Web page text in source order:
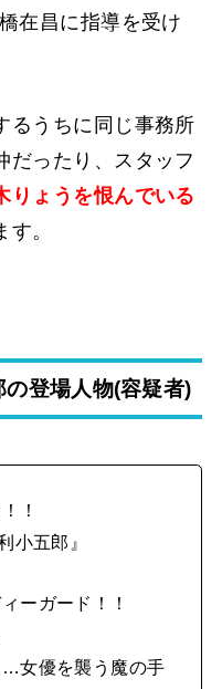
在昌に指導を受け
るうちに同じ事務所
だったり、スタッフ
りょうを恨んでいる
。
登場人物(容疑者)
！
小五郎』
ーガード！！
女優を襲う魔の手